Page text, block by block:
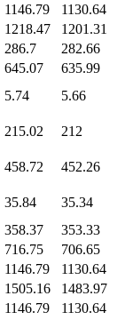
1146.79
1130.64
1218.47
1201.31
286.7
282.66
645.07
635.99
5.74
5.66
215.02
212
458.72
452.26
35.84
35.34
358.37
353.33
716.75
706.65
1146.79
1130.64
1505.16
1483.97
1146.79
1130.64